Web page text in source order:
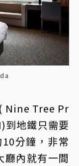
Nine Tree Pr
地鐵只需要
分鐘，非常
廳內就有一間